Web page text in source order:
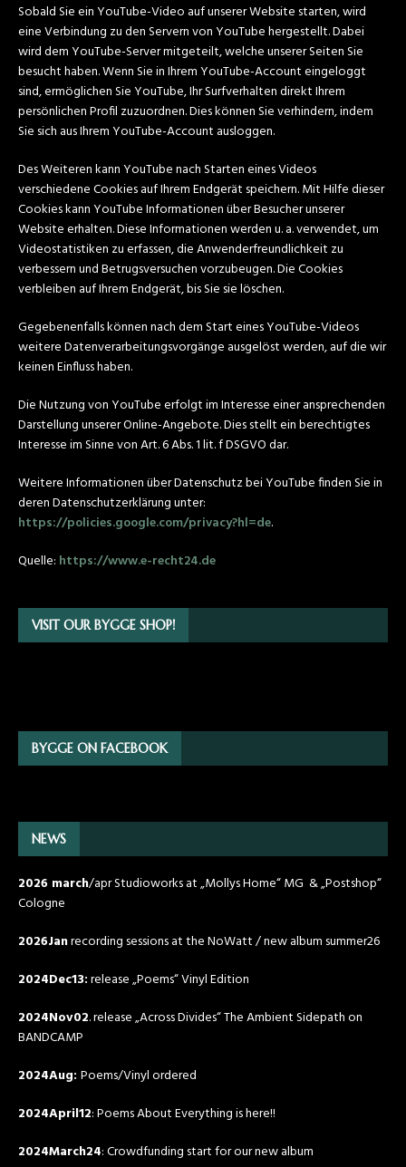
Sobald Sie ein YouTube-Video auf unserer Website starten, wird
eine Verbindung zu den Servern von YouTube hergestellt. Dabei
wird dem YouTube-Server mitgeteilt, welche unserer Seiten Sie
besucht haben. Wenn Sie in Ihrem YouTube-Account eingeloggt
sind, ermöglichen Sie YouTube, Ihr Surfverhalten direkt Ihrem
persönlichen Profil zuzuordnen. Dies können Sie verhindern, indem
Sie sich aus Ihrem YouTube-Account ausloggen.
Des Weiteren kann YouTube nach Starten eines Videos
verschiedene Cookies auf Ihrem Endgerät speichern. Mit Hilfe dieser
Cookies kann YouTube Informationen über Besucher unserer
Website erhalten. Diese Informationen werden u. a. verwendet, um
Videostatistiken zu erfassen, die Anwenderfreundlichkeit zu
verbessern und Betrugsversuchen vorzubeugen. Die Cookies
verbleiben auf Ihrem Endgerät, bis Sie sie löschen.
Gegebenenfalls können nach dem Start eines YouTube-Videos
weitere Datenverarbeitungsvorgänge ausgelöst werden, auf die wir
keinen Einfluss haben.
Die Nutzung von YouTube erfolgt im Interesse einer ansprechenden
Darstellung unserer Online-Angebote. Dies stellt ein berechtigtes
Interesse im Sinne von Art. 6 Abs. 1 lit. f DSGVO dar.
Weitere Informationen über Datenschutz bei YouTube finden Sie in
deren Datenschutzerklärung unter:
https://policies.google.com/privacy?hl=de.
Quelle: https://www.e-recht24.de
VISIT OUR BYGGE SHOP!
BYGGE ON FACEBOOK
NEWS
2026 march/apr Studioworks at „Mollys Home“ MG & „Postshop“
Cologne
2026Janrecording sessions at the NoWatt / new album summer26
2024Dec13:release „Poems“ Vinyl Edition
2024Nov02. release „Across Divides“ The Ambient Sidepath on
BANDCAMP
2024Aug: Poems/Vinyl ordered
2024April12: Poems About Everything is here!!
2024March24: Crowdfunding start for our new album